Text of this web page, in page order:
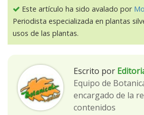
Este artículo ha sido avalado por
Periodista especializada en plantas
usos de las plantas.
Escrito por
Equipo de
encargado de la
contenidos